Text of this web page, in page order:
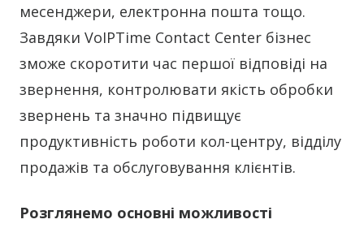
месенджери, електронна пошта тощо.
Завдяки VoIPTime Contact Center бізнес
зможе скоротити час першої відповіді на
звернення, контролювати якість обробки
звернень та значно підвищує
продуктивність роботи кол-центру, відділу
продажів та обслуговування клієнтів.
Розглянемо основні можливості